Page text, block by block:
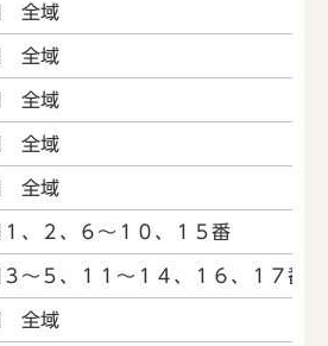
全域
全域
全域
全域
全域
、２、６～１０、１５番
～５、１１～１４、１６、１７番
全域